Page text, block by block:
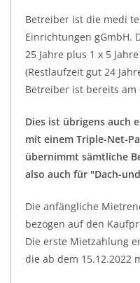
Betreiber ist die medi
Einrichtungen gGmbH.
25 Jahre plus 1 x 5
(Restlaufzeit gut 24
Betreiber ist bereits am
Dies ist übrigens auch
mit einem Triple-Net-
übernimmt sämtliche
also auch für "Dach-
Die anfängliche
bezogen auf den
Die erste Mietzahlung
die ab dem 15.12.2022